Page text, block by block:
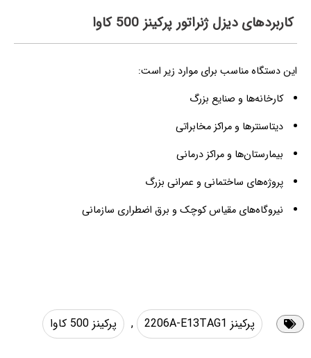
کاربردهای دیزل ژنراتور پرکینز 500 کاوا
این دستگاه مناسب برای موارد زیر است:
کارخانه‌ها و صنایع بزرگ
دیتاسنترها و مراکز مخابراتی
بیمارستان‌ها و مراکز درمانی
پروژه‌های ساختمانی و عمرانی بزرگ
نیروگاه‌های مقیاس کوچک و برق اضطراری سازمانی
پرکینز 2206A-E13TAG1 , پرکینز 500 کاوا